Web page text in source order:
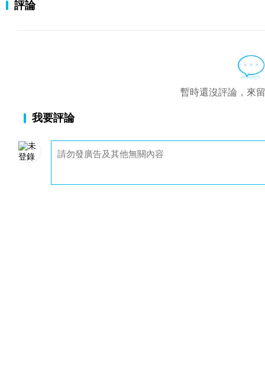
評論
暫時還沒評論，來
我要評論